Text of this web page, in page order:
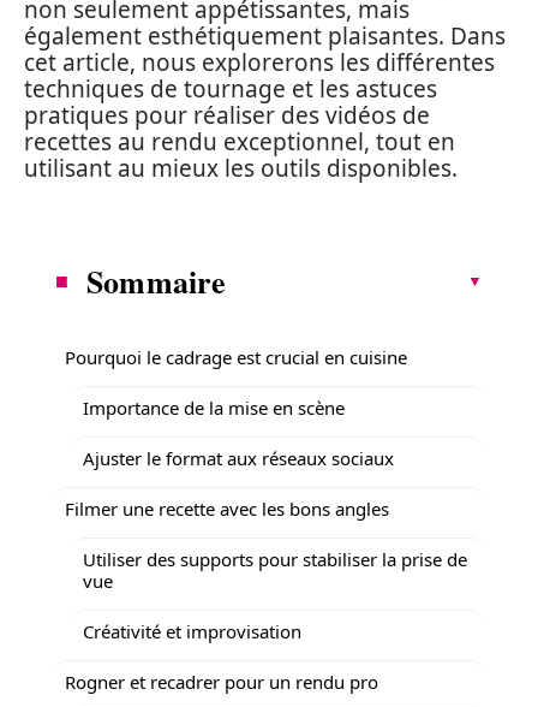
non seulement appétissantes, mais
également esthétiquement plaisantes. Dans
cet article, nous explorerons les différentes
techniques de tournage et les astuces
pratiques pour réaliser des vidéos de
recettes au rendu exceptionnel, tout en
utilisant au mieux les outils disponibles.
Sommaire
Pourquoi le cadrage est crucial en cuisine
Importance de la mise en scène
Ajuster le format aux réseaux sociaux
Filmer une recette avec les bons angles
Utiliser des supports pour stabiliser la prise de
vue
Créativité et improvisation
Rogner et recadrer pour un rendu pro